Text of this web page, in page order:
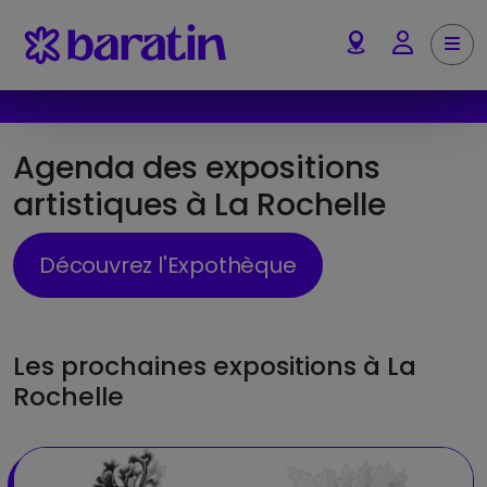
Account
Agenda des expositions
artistiques à La Rochelle
Découvrez l'Expothèque
Les prochaines expositions à La
Rochelle